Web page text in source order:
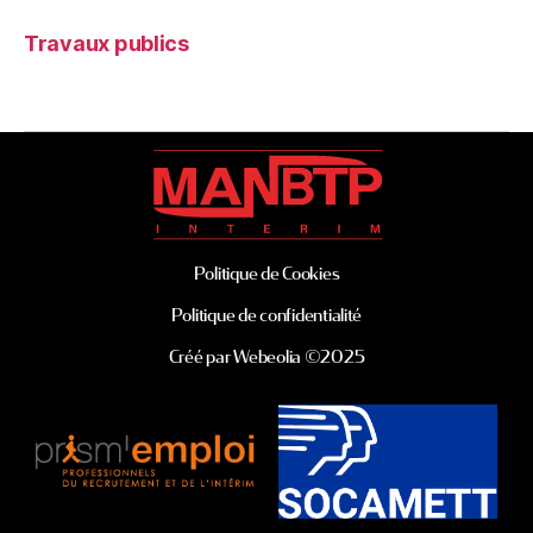
Travaux publics
Politique de Cookies
Politique de confidentialité
Créé par Webeolia ©2025